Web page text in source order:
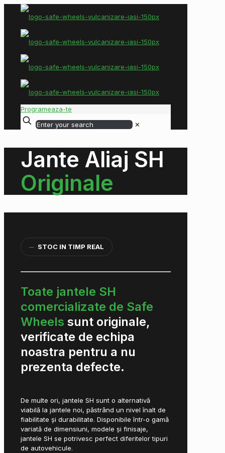
Programeaza-te
✕
Jante Aliaj SH
Originale
─ STOC IN TIMP REAL
Toate jantele SH
comercializate de Safe
Wheels sunt originale,
verificate de echipa
noastra pentru a nu
prezenta defecte.
De multe ori, jantele SH sunt o alternativă
viabilă la jantele noi, păstrând un nivel înalt de
fiabilitate și durabilitate. Disponibile într-o gamă
variată de dimensiuni, modele și finisaje,
jantele SH se potrivesc perfect diferitelor tipuri
de autovehicule.